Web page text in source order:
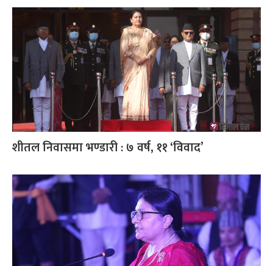
शीतल निवासमा भण्डारी : ७ वर्ष, ११ ‘विवाद’